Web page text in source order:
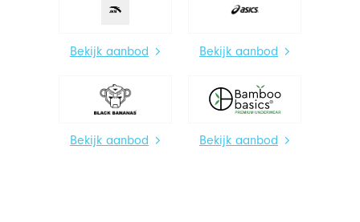
Bekijk aanbod Bekijk aanbod
Bekijk aanbod Bekijk aanbod